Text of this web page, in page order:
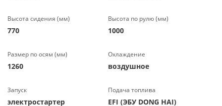
Высота сидения (мм)
770
Высота по рулю (мм)
1000
Размер по осям (мм)
1260
Охлаждение
воздушное
Запуск
электростартер
Подача топлива
EFI (ЭБУ DONG HAI)